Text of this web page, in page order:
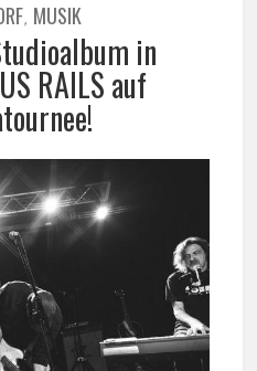
, MUSIK
in
RAILS auf